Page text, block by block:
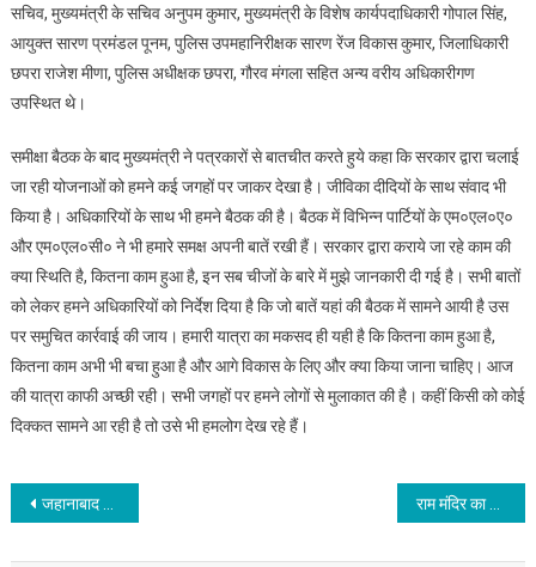
सचिव, मुख्यमंत्री के सचिव अनुपम कुमार, मुख्यमंत्री के विशेष कार्यपदाधिकारी गोपाल सिंह,
आयुक्त सारण प्रमंडल पूनम, पुलिस उपमहानिरीक्षक सारण रेंज विकास कुमार, जिलाधिकारी
छपरा राजेश मीणा, पुलिस अधीक्षक छपरा, गौरव मंगला सहित अन्य वरीय अधिकारीगण
उपस्थित थे।
समीक्षा बैठक के बाद मुख्यमंत्री ने पत्रकारों से बातचीत करते हुये कहा कि सरकार द्वारा चलाई
जा रही योजनाओं को हमने कई जगहों पर जाकर देखा है। जीविका दीदियों के साथ संवाद भी
किया है। अधिकारियों के साथ भी हमने बैठक की है। बैठक में विभिन्न पार्टियों के एम०एल०ए०
और एम०एल०सी० ने भी हमारे समक्ष अपनी बातें रखी हैं। सरकार द्वारा कराये जा रहे काम की
क्या स्थिति है, कितना काम हुआ है, इन सब चीजों के बारे में मुझे जानकारी दी गई है। सभी बातों
को लेकर हमने अधिकारियों को निर्देश दिया है कि जो बातें यहां की बैठक में सामने आयी है उस
पर समुचित कार्रवाई की जाय। हमारी यात्रा का मकसद ही यही है कि कितना काम हुआ है,
कितना काम अभी भी बचा हुआ है और आगे विकास के लिए और क्या किया जाना चाहिए। आज
की यात्रा काफी अच्छी रही। सभी जगहों पर हमने लोगों से मुलाकात की है। कहीं किसी को कोई
दिक्कत सामने आ रही है तो उसे भी हमलोग देख रहे हैं।
Post
navigation
जहानाबाद में करोड़ों की लागत से बने ऑक्सीजन प्लांट कंप्रेशर की गड़बड़ी से प्लांट ठप राम मंदिर का उद्घाटन साबित होगा गेम-चेंजर, 32 हजार करोड़ से होगा अयोध्या का विकास